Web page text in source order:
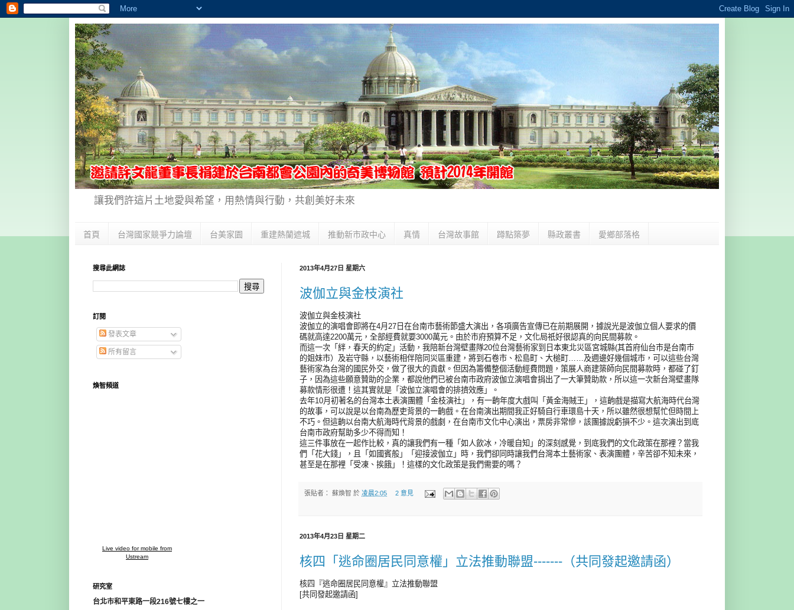
讓我們許這片土地愛與希望，用熱情與行動，共創美好未來
首頁 台灣國家競爭力論壇 台美家園 重建熱蘭遮城 推動新市政中心 真情 台灣故事館 蹲點築夢 縣政叢書 愛鄉部落格
2013年4月27日 星期六
波伽立與金枝演社
波伽立與金枝演社
波伽立的演唱會即將在4月27日在台南市藝術節盛大演出，各項廣告宣傳已在前期展開，據說光是波伽立個人要求的價
碼就高達2200萬元，全部經費就要3000萬元。由於市府預算不足，文化局祇好很認真的向民間募款。
而這一次「絆，春天的約定」活動，我陪新台灣壁畫隊20位台灣藝術家到日本東北災區宮城縣(其首府仙台巿是台南巿
的姐妹市）及岩守縣，以藝術相伴陪同災區重建，將到石卷市、松島町、大槌町……及週邊好幾個城市，可以這些台灣
藝術家為台灣的國民外交，做了很大的貢獻。但因為籌備整個活動經費問題，策展人商建築師向民間募款時，都碰了釘
子，因為這些願意贊助的企業，都說他們已被台南市政府波伽立演唱會捐出了一大筆贊助款，所以這一次新台灣壁畫隊
募款情形很遭！這其實就是「波伽立演唱會的排擠效應」。
去年10月初著名的台灣本土表演團體「金枝演社」，有一齣年度大戲叫「黃金海賊王」，這齣戲是描寫大航海時代台灣
的故事，可以說是以台南為歷吏背景的一齣戲。在台南演出期間我正好騎自行車環島十天，所以雖然很想幫忙但時間上
不巧。但這齣以台南大航海時代背景的戲劇，在台南市文化中心演出，票房非常慘，該團據說虧損不少。這次演出到底
台南市政府幫助多少不得而知！
這三件事放在一起作比較，真的讓我們有一種「如人飲冰，冷暖自知」的深刻感覺，到底我們的文化政策在那裡？當我
們「花大錢」，且「如國賓般」「迎接波伽立」時，我們卻同時讓我們台灣本土藝術家、表演團體，辛苦卻不知未來，
甚至是在那裡「受凍、挨餓」！這樣的文化政策是我們需要的嗎？
張貼者： 蘇煥智 於 凌晨2:05 2 意見
2013年4月23日 星期二
核四「逃命圈居民同意權」立法推動聯盟-------（共同發起邀請函）
核四『逃命圈居民同意權』立法推動聯盟
[共同發起邀請函]
搜尋此網誌
訂閱
發表文章
所有留言
煥智頻道
Live video for mobile from
Ustream
研究室
台北市和平東路一段216號七樓之一